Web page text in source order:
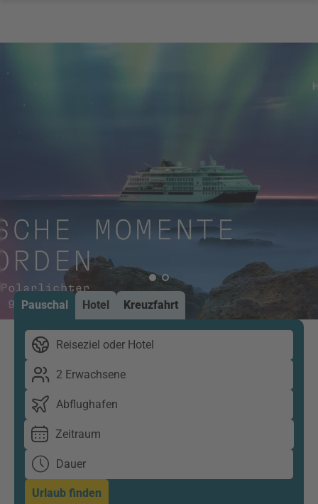
Pauschal Hotel Kreuzfahrt
Reiseziel oder Hotel
2 Erwachsene
Abflughafen
Zeitraum
Dauer
Urlaub finden